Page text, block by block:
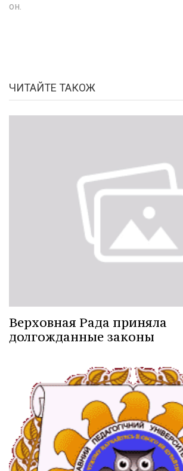
он.
ЧИТАЙТЕ ТАКОЖ
Верховная Рада приняла
долгожданные законы